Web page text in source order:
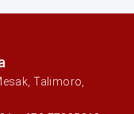
Talimoro,